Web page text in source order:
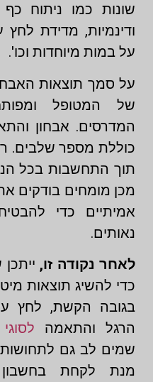
שונות כמו ניתוח
ודינמיות, מדידת
על במות מיוחדות וכו'.
על סמך תוצאות
של המטופל
המדרסים. אבחון
כוללת מספר שלבים.
תוך התחשבות בכל
מכן מומחים בודקים
אמיתיים כדי
נאותים.
לאחר נקודה זו,
כדי להשיג תוצאות
בגובה הקשת, לחץ
הרגל והתאמה
שמים לב גם
מנת לקחת בחשבון